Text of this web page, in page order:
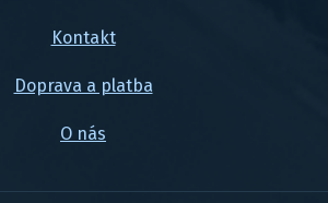
Kontakt
Doprava a platba
O nás